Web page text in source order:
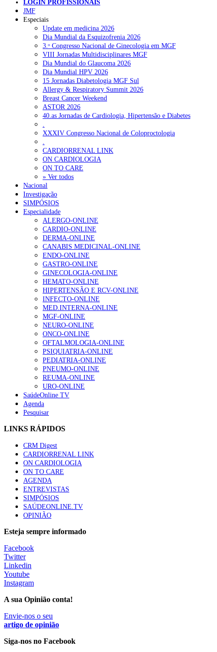
NOTÍCIAS RECENTES
Ordem dos Médicos pede simplificação urgente das regras para
atualização de dados dos utentes 10 de Agosto, 2026
Programa Voltar a Casa para doentes com alta clínica só avança
com Orçamento de 2027
Ministério prepara regras para acompanhamento da gravidez de
baixo risco por enfermeiros especialistas 10 de Agosto, 2026
Presidente da República promulga clarificação dos incentivos a
médicos por trabalho suplementar
Quase 11.900 jovens recorreram aos cheques psicólogo e
nutricionista no primeiro mês
NOTÍCIAS MAIS LIDAS
1.º Episódio do Podcast “Frequência Cardio – Sintoniza-
te na Insuficiência Cardíaca” da Bayer
207 visualizações
Enfermagem Forense. “Da urgência ao tribunal, cada
gesto conta e cada profissional faz a diferença”
203 visualizações
Alguns milhares de utentes podem ficar sem médico de
família com nova regras do registo, alerta associação
162 visualizações
“Os programas de rastreio do cancro do pulmão são
custo-efetivos e representam um investimento
sustentável para os sistemas de saúde”
Quase quatro em cada dez doentes com enfarte
apresentavam níveis elevados de Lp(a), revela estudo
88 visualizações
Trodelvy aprovado para primeira linha no cancro da
mama triplo negativo metastático em doentes não
61 visualizações
MAIS NOTÍCIAS
Ordem dos Médicos pede simplificação urgente das regras para
atualização de dados dos utentes
Programa Voltar a Casa para doentes com alta clínica só
avança com Orçamento de 2027
LOGIN PROFISSIONAIS
JMF
Especiais
Update em medicina 2026
Dia Mundial da Esquizofrenia 2026
3.ᵒ Congresso Nacional de Ginecologia em MGF
VIII Jornadas Multidisciplinares MGF
Dia Mundial do Glaucoma 2026
Dia Mundial HPV 2026
15 Jornadas Diabetologia MGF Sul
Allergy & Respiratory Summit 2026
Breast Cancer Weekend
ASTOR 2026
40.as Jornadas de Cardiologia, Hipertensão e Diabetes
.
XXXIV Congresso Nacional de Coloproctologia
.
CARDIORRENAL LINK
ON CARDIOLOGIA
ON TO CARE
» Ver todos
Nacional
Investigação
SIMPÓSIOS
Especialidade
ALERGO-ONLINE
CARDIO-ONLINE
DERMA-ONLINE
CANABIS MEDICINAL-ONLINE
ENDO-ONLINE
GASTRO-ONLINE
GINECOLOGIA-ONLINE
HEMATO-ONLINE
HIPERTENSÃO E RCV-ONLINE
INFECTO-ONLINE
MED.INTERNA-ONLINE
MGF-ONLINE
NEURO-ONLINE
ONCO-ONLINE
OFTALMOLOGIA-ONLINE
PSIQUIATRIA-ONLINE
PEDIATRIA-ONLINE
PNEUMO-ONLINE
REUMA-ONLINE
URO-ONLINE
SaúdeOnline TV
Agenda
Pesquisar
LINKS RÁPIDOS
CRM Digest
CARDIORRENAL LINK
ON CARDIOLOGIA
ON TO CARE
AGENDA
ENTREVISTAS
SIMPÓSIOS
SAÚDEONLINE.TV
OPINIÃO
Esteja sempre informado
Facebook
Twitter
Linkedin
Youtube
Instagram
A sua Opinião conta!
Envie-nos o seu
artigo de opinião
Siga-nos no Facebook